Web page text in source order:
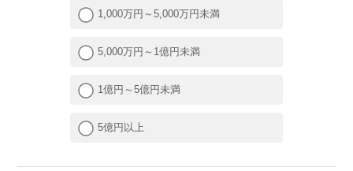
1,000万円～5,000万円未満
5,000万円～1億円未満
1億円～5億円未満
5億円以上